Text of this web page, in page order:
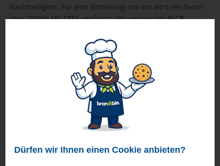
Dürfen wir Ihnen einen Cookie anbieten?
Nachhaltigkeit: Für jede Bestellung mit uns wird ein Baum
über GROW MY TREE gepflanzt. Wir verwenden FSC®
anderen kontrollierten Quellen.
➤ Inhalt: 1 duplo Riegel (ca. 18 g)
➤ FSC-Zertifikat (Zertifizierung durch den Hersteller)
Muster wird mit einem Beispieldruck geliefert.
Nur Produkte, die unseren
Qualitätscheckbestehen,
schaffen es in den Shop.Mehr erfahren